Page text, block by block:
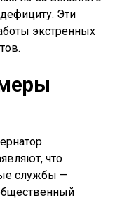
Эти
экстренных
что
службы —